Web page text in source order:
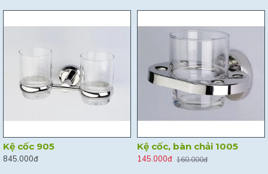
Kệ cốc 905
845.000đ
Kệ cốc, bàn chải 1005
145.000đ 160.000đ